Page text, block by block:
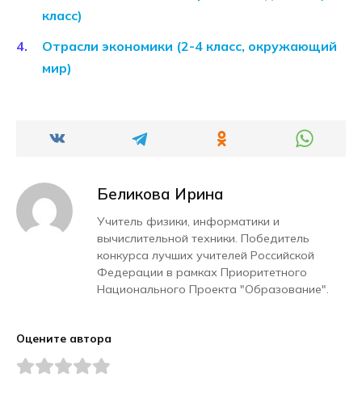
класс)
Отрасли экономики (2-4 класс, окружающий
мир)
Беликова Ирина
Учитель физики, информатики и
вычислительной техники. Победитель
конкурса лучших учителей Российской
Федерации в рамках Приоритетного
Национального Проекта "Образование".
Оцените автора